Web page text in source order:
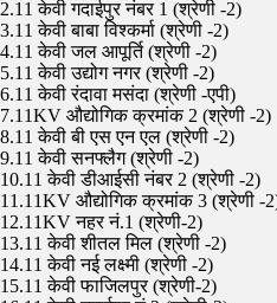
2.11 केवी गदाईपुर नंबर 1 (श्रेणी -2)
3.11 केवी बाबा विश्कर्मा (श्रेणी -2)
4.11 केवी जल आपूर्ति (श्रेणी -2)
5.11 केवी उद्योग नगर (श्रेणी -2)
6.11 केवी रंदावा मसंदा (श्रेणी -एपी)
7.11KV औद्योगिक क्रमांक 2 (श्रेणी -2)
8.11 केवी बी एस एन एल (श्रेणी -2)
9.11 केवी सनफ्लैग (श्रेणी -2)
10.11 केवी डीआईसी नंबर 2 (श्रेणी -2)
11.11KV औद्योगिक क्रमांक 3 (श्रेणी -
12.11KV नहर नं.1 (श्रेणी-2)
13.11 केवी शीतल मिल (श्रेणी -2)
14.11 केवी नई लक्ष्मी (श्रेणी -2)
15.11 केवी फाजिलपुर (श्रेणी-2)